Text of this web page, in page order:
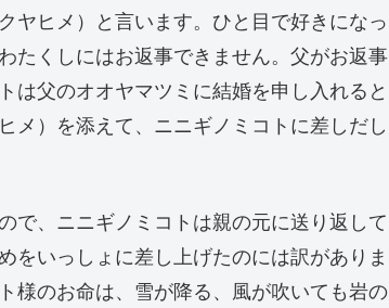
ヤヒメ）と言います。ひと目で好きにな
たくしにはお返事できません。父がお返
父のオオヤマツミに結婚を申し入れると
メ）を添えて、ニニギノミコトに差しだし
、ニニギノミコトは親の元に送り返し
をいっしょに差し上げたのには訳がありま
様のお命は、雪が降る、風が吹いても岩の